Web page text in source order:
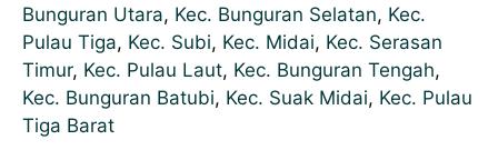
Bunguran Utara, Kec. Bunguran Selatan, Kec.
Pulau Tiga, Kec. Subi, Kec. Midai, Kec. Serasan
Timur, Kec. Pulau Laut, Kec. Bunguran Tengah,
Kec. Bunguran Batubi, Kec. Suak Midai, Kec. Pulau
Tiga Barat